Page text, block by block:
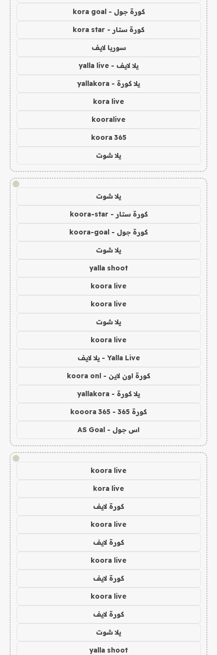
كورة جول - kora goal
كورة ستار - kora star
سوريا لايف
يلا لايف - yalla live
يلا كورة - yallakora
kora live
kooralive
koora 365
يلا شوت
!
يلا شوت
كورة ستار - koora-star
كورة جول - koora-goal
يلا شوت
yalla shoot
koora live
koora live
يلا شوت
koora live
Yalla Live - يلا لايف
كورة اون لاين - koora onl
يلا كورة - yallakora
كورة 365 - kooora 365
اس جول - AS Goal
!
koora live
kora live
كورة لايف
koora live
كورة لايف
koora live
كورة لايف
koora live
كورة لايف
يلا شوت
yalla shoot